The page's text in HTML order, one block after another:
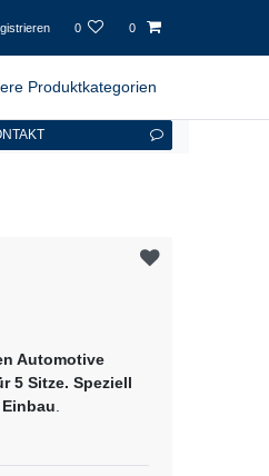
0 0
Produktkategorien
Automotive
5 Sitze. Speziell